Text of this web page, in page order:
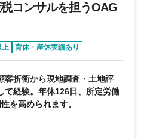
コンサルを担うOAG
上
育休・産休実績あり
客折衝から現地調査・土地評
て経験。年休126日、所定労働
を高められます。